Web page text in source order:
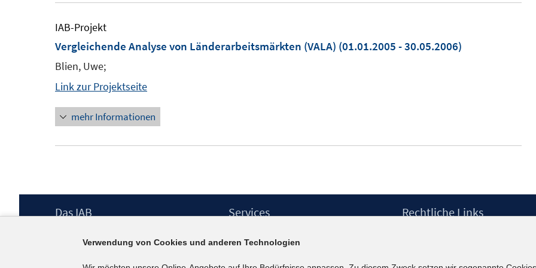
IAB-Projekt
Vergleichende Analyse von Länderarbeitsmärkten (VALA) (01.01.2005 - 30.05.2006)
Blien, Uwe;
Link zur Projektseite
mehr Informationen
Footer
Das IAB
Berufsforschung (IAB) – unser Leitbild
Institutsleitung
Services
IAB-Newsletter
Kontakt
Rechtliche Links
Erklärung zur Barrierefreiheit
Verwendung von Cookies und anderen Technologien